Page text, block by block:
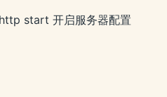
start 开启服务器配置